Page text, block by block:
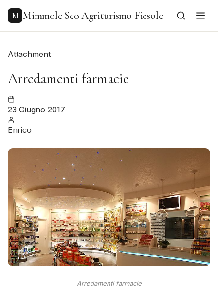
content
M Mimmole Seo Agriturismo Fiesole
Attachment
Arredamenti farmacie
23 Giugno 2017
Enrico
Arredamenti farmacie